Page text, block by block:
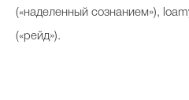
(«наделенный сознанием»),
(«рейд»).